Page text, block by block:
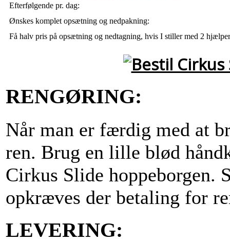
Efterfølgende pr. dag:
Ønskes komplet opsætning og nedpakning:
Få halv pris på opsætning og nedtagning, hvis I stiller med 2
RENGØRING:
Når man er færdig med at
ren. Brug en lille blød
Cirkus Slide hoppeborgen.
opkræves der betaling for
LEVERING: